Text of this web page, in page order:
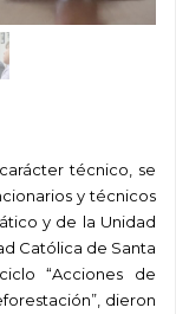
técnico, se
y técnicos
y de la Unidad
Católica de Santa
“Acciones de
dieron